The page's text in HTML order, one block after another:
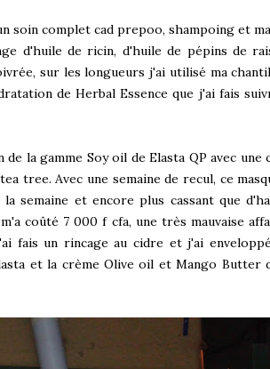
soin complet cad prepoo, shampoing et
d'huile de ricin, d'huile de pépins de
sur les longueurs j'ai utilisé ma
de Herbal Essence que j'ai fais
la gamme Soy oil de Elasta QP avec une
tree. Avec une semaine de recul, ce
semaine et encore plus cassant que
coûté 7 000 f cfa, une très mauvaise
fais un rincage au cidre et j'ai
et la crème Olive oil et Mango Butter